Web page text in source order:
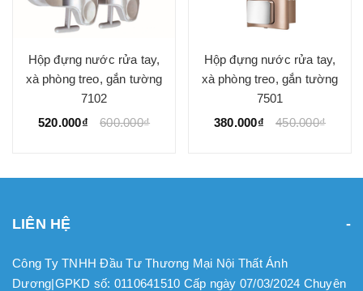
Hộp đựng nước rửa tay,
xà phòng treo, gắn tường
7102
520.000₫
600.000₫
Hộp đựng nước rửa tay,
xà phòng treo, gắn tường
7501
380.000₫
450.000₫
LIÊN HỆ
Công Ty TNHH Đầu Tư Thương Mại Nội Thất Ánh
Dương|GPKD số: 0110641510 Cấp ngày 07/03/2024 Chuyên